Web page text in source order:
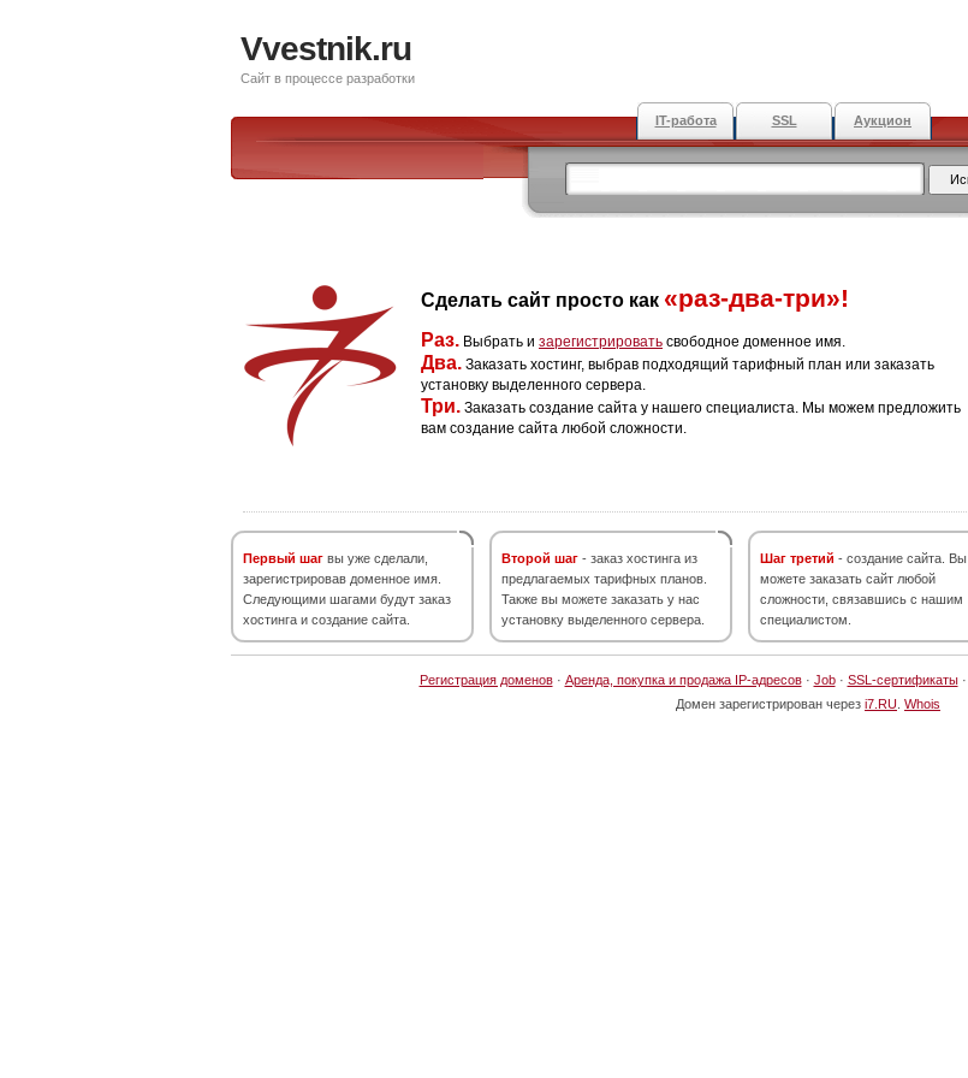
Vvestnik.ru
Сайт в процессе разработки
IT-работа SSL Аукцион
Сделать сайт просто как «раз-два-три»!
Раз. Выбрать и зарегистрировать свободное доменное имя.
Два. Заказать хостинг, выбрав подходящий тарифный план или заказать
установку выделенного сервера.
Три. Заказать создание сайта у нашего специалиста. Мы можем предложить
вам создание сайта любой сложности.
Первый шаг вы уже сделали,
зарегистрировав доменное имя.
Следующими шагами будут заказ
хостинга и создание сайта.
Второй шаг - заказ хостинга из
предлагаемых тарифных планов.
Также вы можете заказать у нас
установку выделенного сервера.
Шаг третий - создание сайта. Вы
можете заказать сайт любой
сложности, связавшись с нашим
специалистом.
Регистрация доменов· Аренда, покупка и продажа IP-адресов· Job· SSL-сертификаты·
Домен зарегистрирован через i7.RU Whois